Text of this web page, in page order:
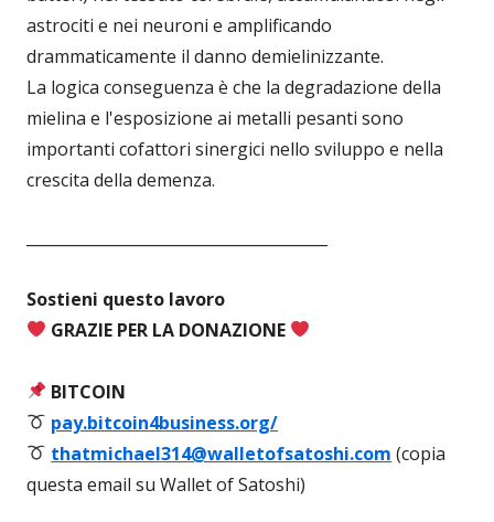
astrociti e nei neuroni e amplificando
drammaticamente il danno demielinizzante.
La logica conseguenza è che la degradazione della
mielina e l'esposizione ai metalli pesanti sono
importanti cofattori sinergici nello sviluppo e nella
crescita della demenza.
Sostieni questo lavoro
GRAZIE PER LA DONAZIONE
BITCOIN
pay.bitcoin4business.org/
thatmichael314@walletofsatoshi.com (copia
questa email su Wallet of Satoshi)